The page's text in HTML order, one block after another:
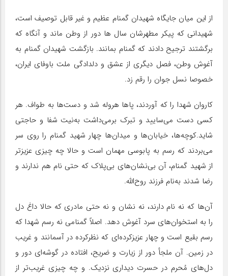
از این میان جایگاه شهیدان گمنام عظیم و غیر قابل توصیف است،
شهیدانی که پیکر مطهرشان سال ها دور از وطن ماند و آنگاه که
برگشتند ترجیح دادند که گمنام بمانند. بازگشت شهیدان گمنام به
آغوش وطن، فصل دیگری از عشق و دلدادگی ملت باوفای ایران،
خصوصا نسل جوان را رقم زد.
کاروان شهدا را که آوردند، پاها هروله شد و دست‌ها به طواف. هر
کسی دست می‌سایید و تبرک برمی‌داشت به‌نیت شفا و حاجتی
شاید.کوچه‌ها، خیابان‌ها و میدان‌ها چهار شهید گمنام را روی سر
می‌بردند که رسم به پابوسی مهمان است و حالا چه چیزی عزیزتر
از شهید گمنام، آن بی‌نشان‌های بی‌پلاک که حتی نام هم ندارند و
رضا شدند به‌نام فرزند روح‌الله.
آن‌ها که نه نام دارند، نه نشان و نه حتی مادری که حالا داغ دل
را به استخوان‌های سرد آغوش دهد. اصلاً گمنامی نه رسم شهدا که
رسم بقیع است و چهار عزیزکرده‌ای که نظرکرده در آسمانند و غریب
در زمین. آن ملجأ دور از زیارت و ضریح، افتاده در گوشه‌ای دور و
دل‌های مُحرم در حسرت دیداری نزدیک. و چه چیزی غریب‌تر از